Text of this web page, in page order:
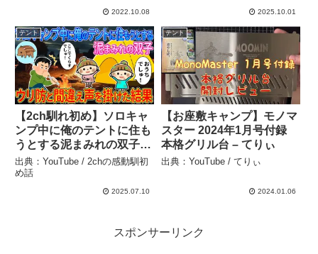
2022.10.08
849 € – GERMAN
2025.10.01
テント
【2ch馴れ初め】ソロキャ
ンプ中に俺のテントに住も
うとする泥まみれの双子→
ウリ防と間違えて声を掛け
た結果…【ゆっくり解説】
– 2chの感動馴初め話
出典：YouTube / 2chの感動馴初
め話
2025.07.10
テント
【お座敷キャンプ】モノマ
スター 2024年1月号付録
本格グリル台 – てりぃ
出典：YouTube / てりぃ
2024.01.06
スポンサーリンク